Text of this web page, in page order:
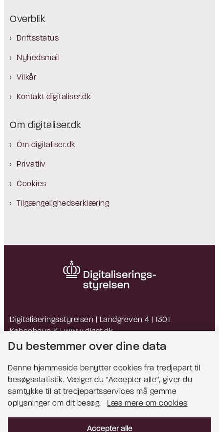
Overblik
Driftsstatus
Nyhedsmail
Vilkår
Kontakt digitaliser.dk
Om digitaliser.dk
Om digitaliser.dk
Privatliv
Cookies
Tilgængelighedserklæring
Digitaliseringsstyrelsen | Landgreven 4 | 1301
København K |www.digst.dk
EAN: 5798009814203 | CVR: 34051178
Bemærk!
Du bestemmer over dine data
Denne hjemmeside benytter cookies fra tredjepart til
besøgsstatistik. Vælger du ''Accepter alle'', giver du
samtykke til at tredjepartsservices må gemme
oplysninger om dit besøg.
Læs mere om cookies
Accepter alle